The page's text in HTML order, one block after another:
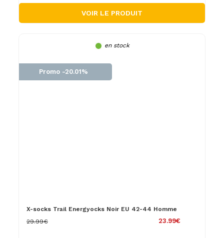
VOIR LE PRODUIT
en stock
Promo -20.01%
X-socks Trail Energyocks Noir EU 42-44 Homme
23.99€
29.99€